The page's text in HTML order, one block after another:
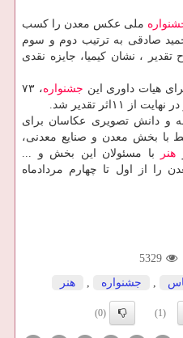
ملی عكس معدن را كسب
صادقی به ترتیب دوم و سوم
تقدیر ، نشان كیمیا، جایزه نقدی
جشنواره
، ۷۳
تقدیر شد.
و دانش تصویری عكاسان برای
با بخش معدن و صنایع معدنی،
هنر
با مسئولان این بخش و ...
را از اول تا چهارم مردادماه
5329
, جشنواره , هنر
(1)
(0)